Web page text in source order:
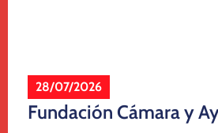
28/07/2026
Fundación Cámara y